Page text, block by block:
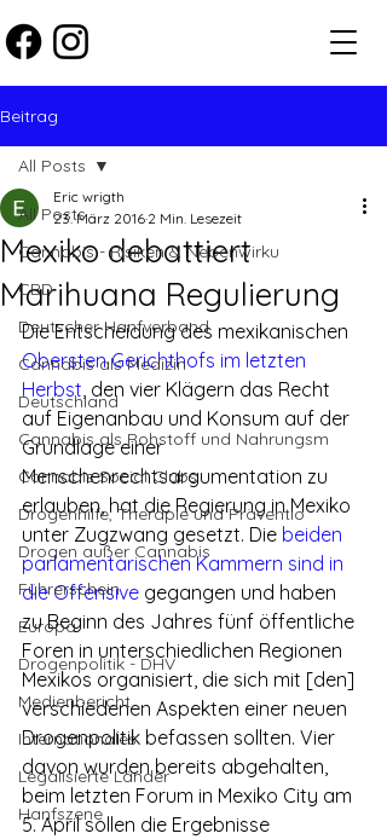
Beitrag
All Posts
Cannabis - Risiken & Nebenwirku
CBD
Deutscher Hanfverband
Cannabis als Medizin
Deutschland
Cannabis als Rohstoff und Nahrungsm
Cannabis Social Clubs
Drogenhilfe, Therapie und Präventio
Drogen außer Cannabis
Führerschein
Europa
Drogenpolitik - DHV
Medienbericht
Internationales
Legalisierte Länder
Hanfszene
All Posts
Mexiko debattiert
Marihuana Regulierung
Eric wrigth
23. März 2016 2 Min. Lesezeit
Die Entscheidung des mexikanischen
Obersten Gerichthofs im letzten
Herbst, den vier Klägern das Recht
auf Eigenanbau und Konsum auf der
Grundlage einer
Menschenrechtsargumentation zu
erlauben, hat die Regierung in Mexiko
unter Zugzwang gesetzt. Die beiden
parlamentarischen Kammern sind in
die Offensive gegangen und haben
zu Beginn des Jahres fünf öffentliche
Foren in unterschiedlichen Regionen
Mexikos organisiert, die sich mit [den]
verschiedenen Aspekten einer neuen
Drogenpolitik befassen sollten. Vier
davon wurden bereits abgehalten,
beim letzten Forum in Mexiko City am
5. April sollen die Ergebnisse